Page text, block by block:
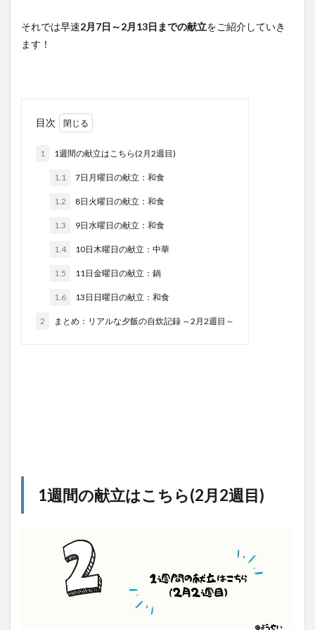
それでは早速2月7日～2月13日までの献立をご紹介していき
ます！
目次
1 1週間の献立はこちら(2月2週目)
1.1 7日月曜日の献立：和食
1.2 8日火曜日の献立：和食
1.3 9日水曜日の献立：和食
1.4 10日木曜日の献立：中華
1.5 11日金曜日の献立：鍋
1.6 13日日曜日の献立：和食
2 まとめ：リアルな夕飯の自炊記録 ～2月2週目～
1週間の献立はこちら(2月2週目)